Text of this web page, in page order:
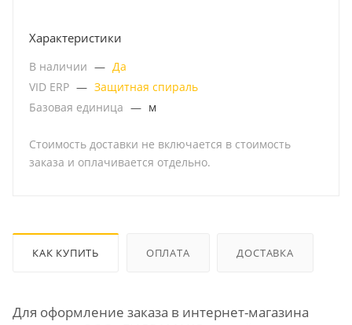
Характеристики
В наличии — Да
VID ERP — Защитная спираль
Базовая единица — м
Стоимость доставки не включается в стоимость
заказа и оплачивается отдельно.
КАК КУПИТЬ ОПЛАТА ДОСТАВКА
Для оформление заказа в интернет-магазина